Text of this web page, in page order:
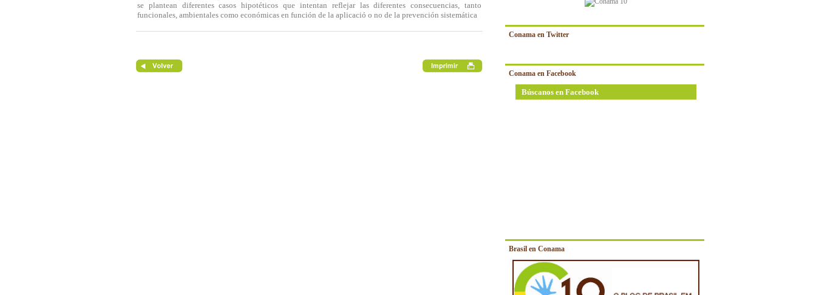
Conama en Twitter
Conama en Facebook
Búscanos en Facebook
Brasil en Conama
se plantean diferentes casos hipotéticos que intentan reflejar las diferentes consecuencias, tanto
funcionales, ambientales como económicas en función de la aplicació o no de la prevención sistemática